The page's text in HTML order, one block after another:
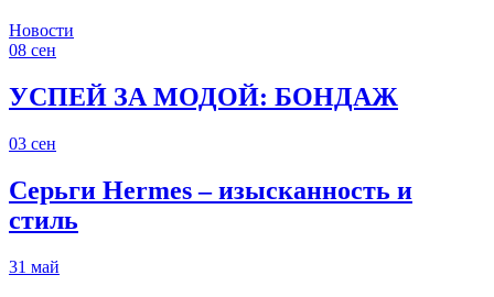
Новости
08 сен
УСПЕЙ ЗА МОДОЙ: БОНДАЖ
03 сен
Серьги Hermes – изысканность и
стиль
31 май